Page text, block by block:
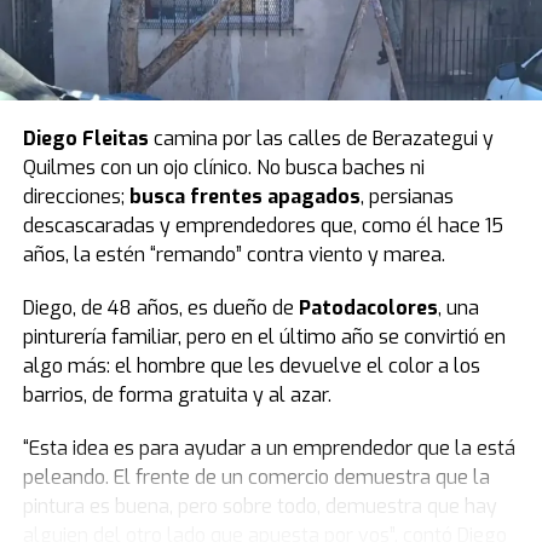
Luego pidió un minuto de silencio por las víctimas e hizo
parar a todo el bloque. El peronismo observó y
Villarruel aclaró que ella no podía definir eso.
Finalmente, todos se pusieron de pie y se hizo silencio.
El peronismo se opuso desde el inicioy, además de
advertir que la ley se concentra en lo punitivo y no en la
protección de las infancias, remarcó que los fondos
presupuestados resultan insuficientes.
Según la norma,el presupuesto para un sistema que
reduce la edad de 16 a 14 años destina $23.700
millones a las provincias.
costo del metro cuadrado es de 3,2 millones de pesos.
Con el presupuesto previsto se podrían construir 7.400
metros cuadrados. Dividido por los 24 distritos, cada
Diego Fleitas camina por las calles de Berazategui y
Quilmes con un ojo clínico. No busca baches ni
direcciones; busca frentes apagados, persianas
descascaradas y emprendedores que, como él hace 15
años, la estén “remando” contra viento y marea.
Diego, de 48 años, es dueño de Patodacolores, una
pinturería familiar, pero en el último año se convirtió en
algo más: el hombre que les devuelve el color a los
barrios, de forma gratuita y al azar.
“Esta idea es para ayudar a un emprendedor que la está
peleando. El frente de un comercio demuestra que la
pintura es buena, pero sobre todo, demuestra que hay